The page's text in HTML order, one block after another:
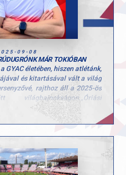
Kívánjuk, hogy hasonlóan szép
Marcinak a következő
09-08
MÁR TOKIÓBAN
GYAC életében, hiszen atlétánk,
és kitartásával vált a világ
rajthoz áll a 2025-ös
álom vált valóra ezzel,
színpad az olimpián kívül” –
közben.
a magabiztos versenyzésre
a maximumot adva. Külön
hogy Tokió történelmi
1991-ben rendeztek itt